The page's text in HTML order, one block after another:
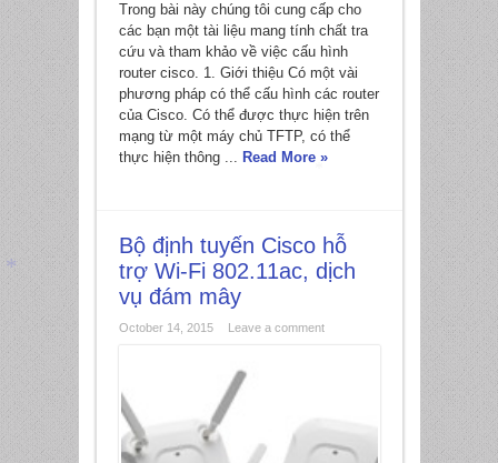
Trong bài này chúng tôi cung cấp cho
các bạn một tài liệu mang tính chất tra
cứu và tham khảo về việc cấu hình
router cisco. 1. Giới thiệu Có một vài
phương pháp có thể cấu hình các router
của Cisco. Có thể được thực hiện trên
mạng từ một máy chủ TFTP, có thể
thực hiện thông ... Read More »
Bộ định tuyến Cisco hỗ
trợ Wi-Fi 802.11ac, dịch
vụ đám mây
October 14, 2015 Leave a comment
*